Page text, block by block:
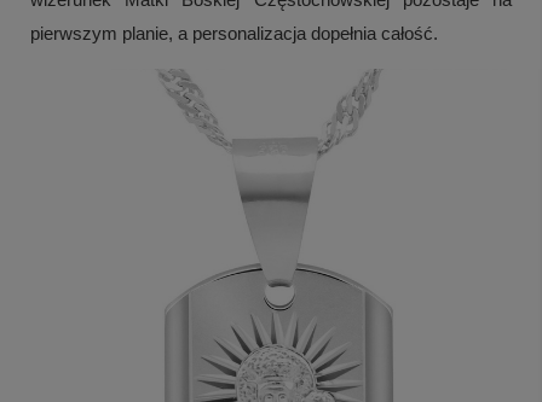
pierwszym planie, a personalizacja dopełnia całość.